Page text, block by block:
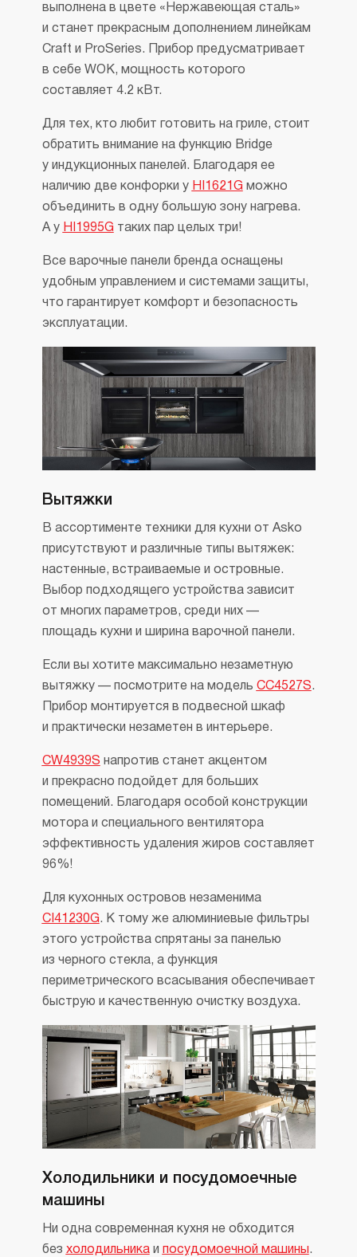
выполнена в цвете «Нержавеющая сталь»
и станет прекрасным дополнением линейкам
Craft и ProSeries. Прибор предусматривает
в себе WOK, мощность которого
составляет 4.2 кВт.
Для тех, кто любит готовить на гриле, стоит
обратить внимание на функцию Bridge
у индукционных панелей. Благодаря ее
наличию две конфорки у HI1621G можно
объединить в одну большую зону нагрева.
А у HI1995G таких пар целых три!
Все варочные панели бренда оснащены
удобным управлением и системами защиты,
что гарантирует комфорт и безопасность
эксплуатации.
Вытяжки
В ассортименте техники для кухни от Asko
присутствуют и различные типы вытяжек:
настенные, встраиваемые и островные.
Выбор подходящего устройства зависит
от многих параметров, среди них —
площадь кухни и ширина варочной панели.
Если вы хотите максимально незаметную
вытяжку — посмотрите на модель CC4527S.
Прибор монтируется в подвесной шкаф
и практически незаметен в интерьере.
CW4939S напротив станет акцентом
и прекрасно подойдет для больших
помещений. Благодаря особой конструкции
мотора и специального вентилятора
эффективность удаления жиров составляет
96%!
Для кухонных островов незаменима
CI41230G. К тому же алюминиевые фильтры
этого устройства спрятаны за панелью
из черного стекла, а функция
периметрического всасывания обеспечивает
быструю и качественную очистку воздуха.
Холодильники и посудомоечные
машины
Ни одна современная кухня не обходится
без холодильникаи посудомоечной машины .